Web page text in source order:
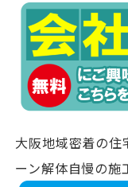
大阪地域密着の住
ーン解体自慢の施